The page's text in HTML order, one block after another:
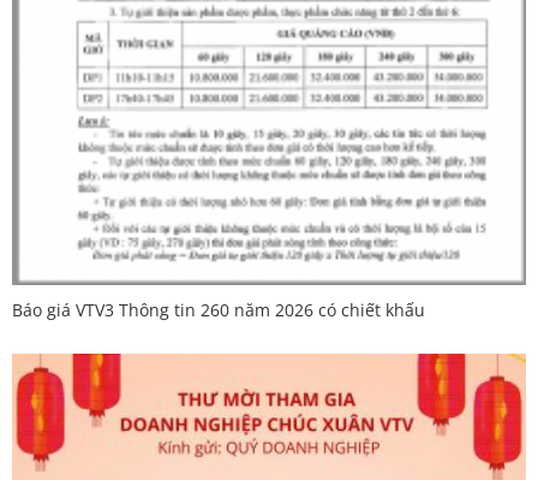
Báo giá VTV3 Thông tin 260 năm 2026 có chiết khấu